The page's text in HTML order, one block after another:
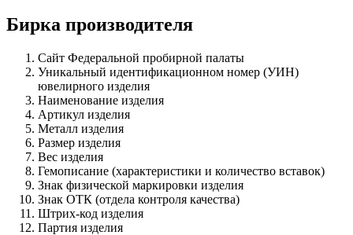
Бирка производителя
Сайт Федеральной пробирной палаты
Уникальный идентификационном номер (УИН)
ювелирного изделия
Наименование изделия
Артикул изделия
Металл изделия
Размер изделия
Вес изделия
Гемописание (характеристики и количество вставок)
Знак физической маркировки изделия
Знак ОТК (отдела контроля качества)
Штрих-код изделия
Партия изделия